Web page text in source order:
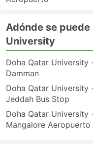
Adónde se
University
Doha Qatar University
Damman
Doha Qatar University
Jeddah Bus Stop
Doha Qatar University
Mangalore Aeropuerto